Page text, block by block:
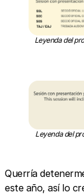
Leyenda del
Leyenda del
Querría
este año, así lo